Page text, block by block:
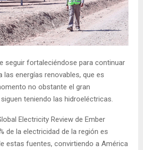
seguir fortaleciéndose para continuar
las energías renovables, que es
no obstante el gran
teniendo las hidroeléctricas.
Electricity Review de Ember
de la electricidad de la región es
estas fuentes, convirtiendo a América